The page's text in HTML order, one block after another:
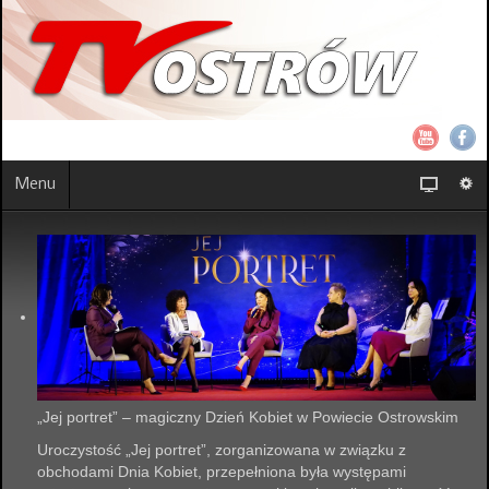
Menu
„Jej portret” – magiczny Dzień Kobiet w Powiecie Ostrowskim
Uroczystość „Jej portret”, zorganizowana w związku z
obchodami Dnia Kobiet, przepełniona była występami